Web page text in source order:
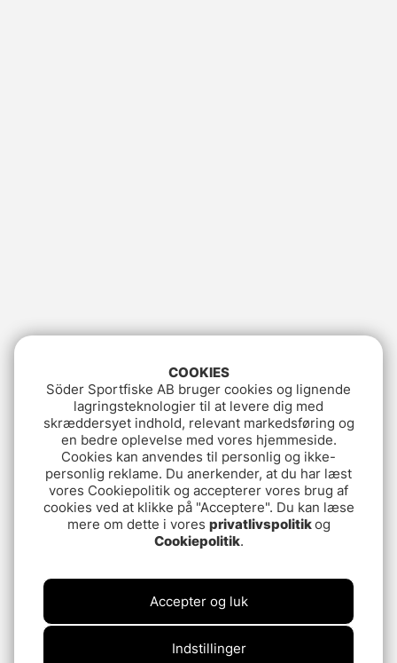
COOKIES
Söder Sportfiske AB bruger cookies og lignende
lagringsteknologier til at levere dig med
skræddersyet indhold, relevant markedsføring og
en bedre oplevelse med vores hjemmeside.
Cookies kan anvendes til personlig og ikke-
personlig reklame. Du anerkender, at du har læst
vores Cookiepolitik og accepterer vores brug af
cookies ved at klikke på "Acceptere". Du kan læse
mere om dette i vores privatlivspolitikog
Cookiepolitik.
Indstillinger
Accepter og luk